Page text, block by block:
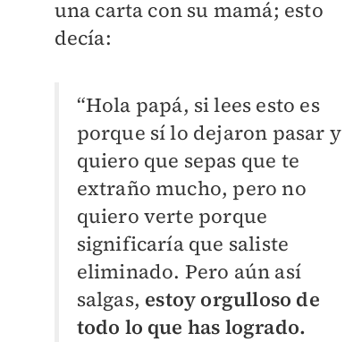
una carta con su mamá; esto
decía:
“Hola papá, si lees esto es
porque sí lo dejaron pasar y
quiero que sepas que te
extraño mucho, pero no
quiero verte porque
significaría que saliste
eliminado. Pero aún así
salgas, estoy orgulloso de
todo lo que has logrado.